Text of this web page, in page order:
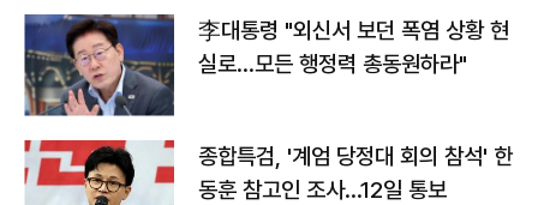
李대통령 "외신서 보던 폭염 상황 현
실로…모든 행정력 총동원하라"
종합특검, '계엄 당정대 회의 참석' 한
동훈 참고인 조사...12일 통보